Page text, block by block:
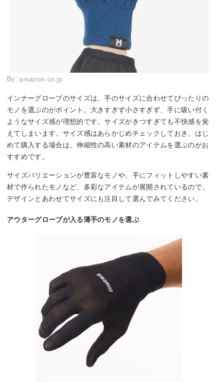
By:amazon.co.jp
インナーグローブのサイズは、手のサイズに合わせてぴったりの
モノを選ぶのがポイント。大きすぎず小さすぎず、手に吸い付く
ようなサイズ感が理想的です。サイズがきつすぎても不快感を覚
えてしまいます。サイズ感はあらかじめチェックしておき、はじ
めて購入する場合は、伸縮性の高い素材のアイテムを選ぶのがお
すすめです。
サイズバリエーションが豊富なモノや、手にフィットしやすい素
材で作られたモノなど、多彩なアイテムが展開されているので、
デザインとあわせてサイズにも注目して選んでみてください。
アウターグローブが入る薄手のモノを選ぶ